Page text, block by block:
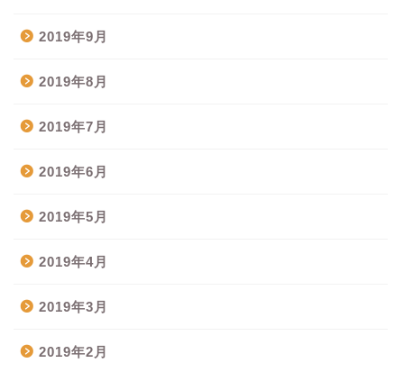
2019年9月
2019年8月
2019年7月
2019年6月
2019年5月
2019年4月
2019年3月
2019年2月